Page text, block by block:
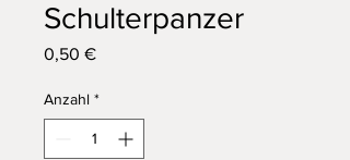
Schulterpanzer
0,50 €Preis
Anzahl *